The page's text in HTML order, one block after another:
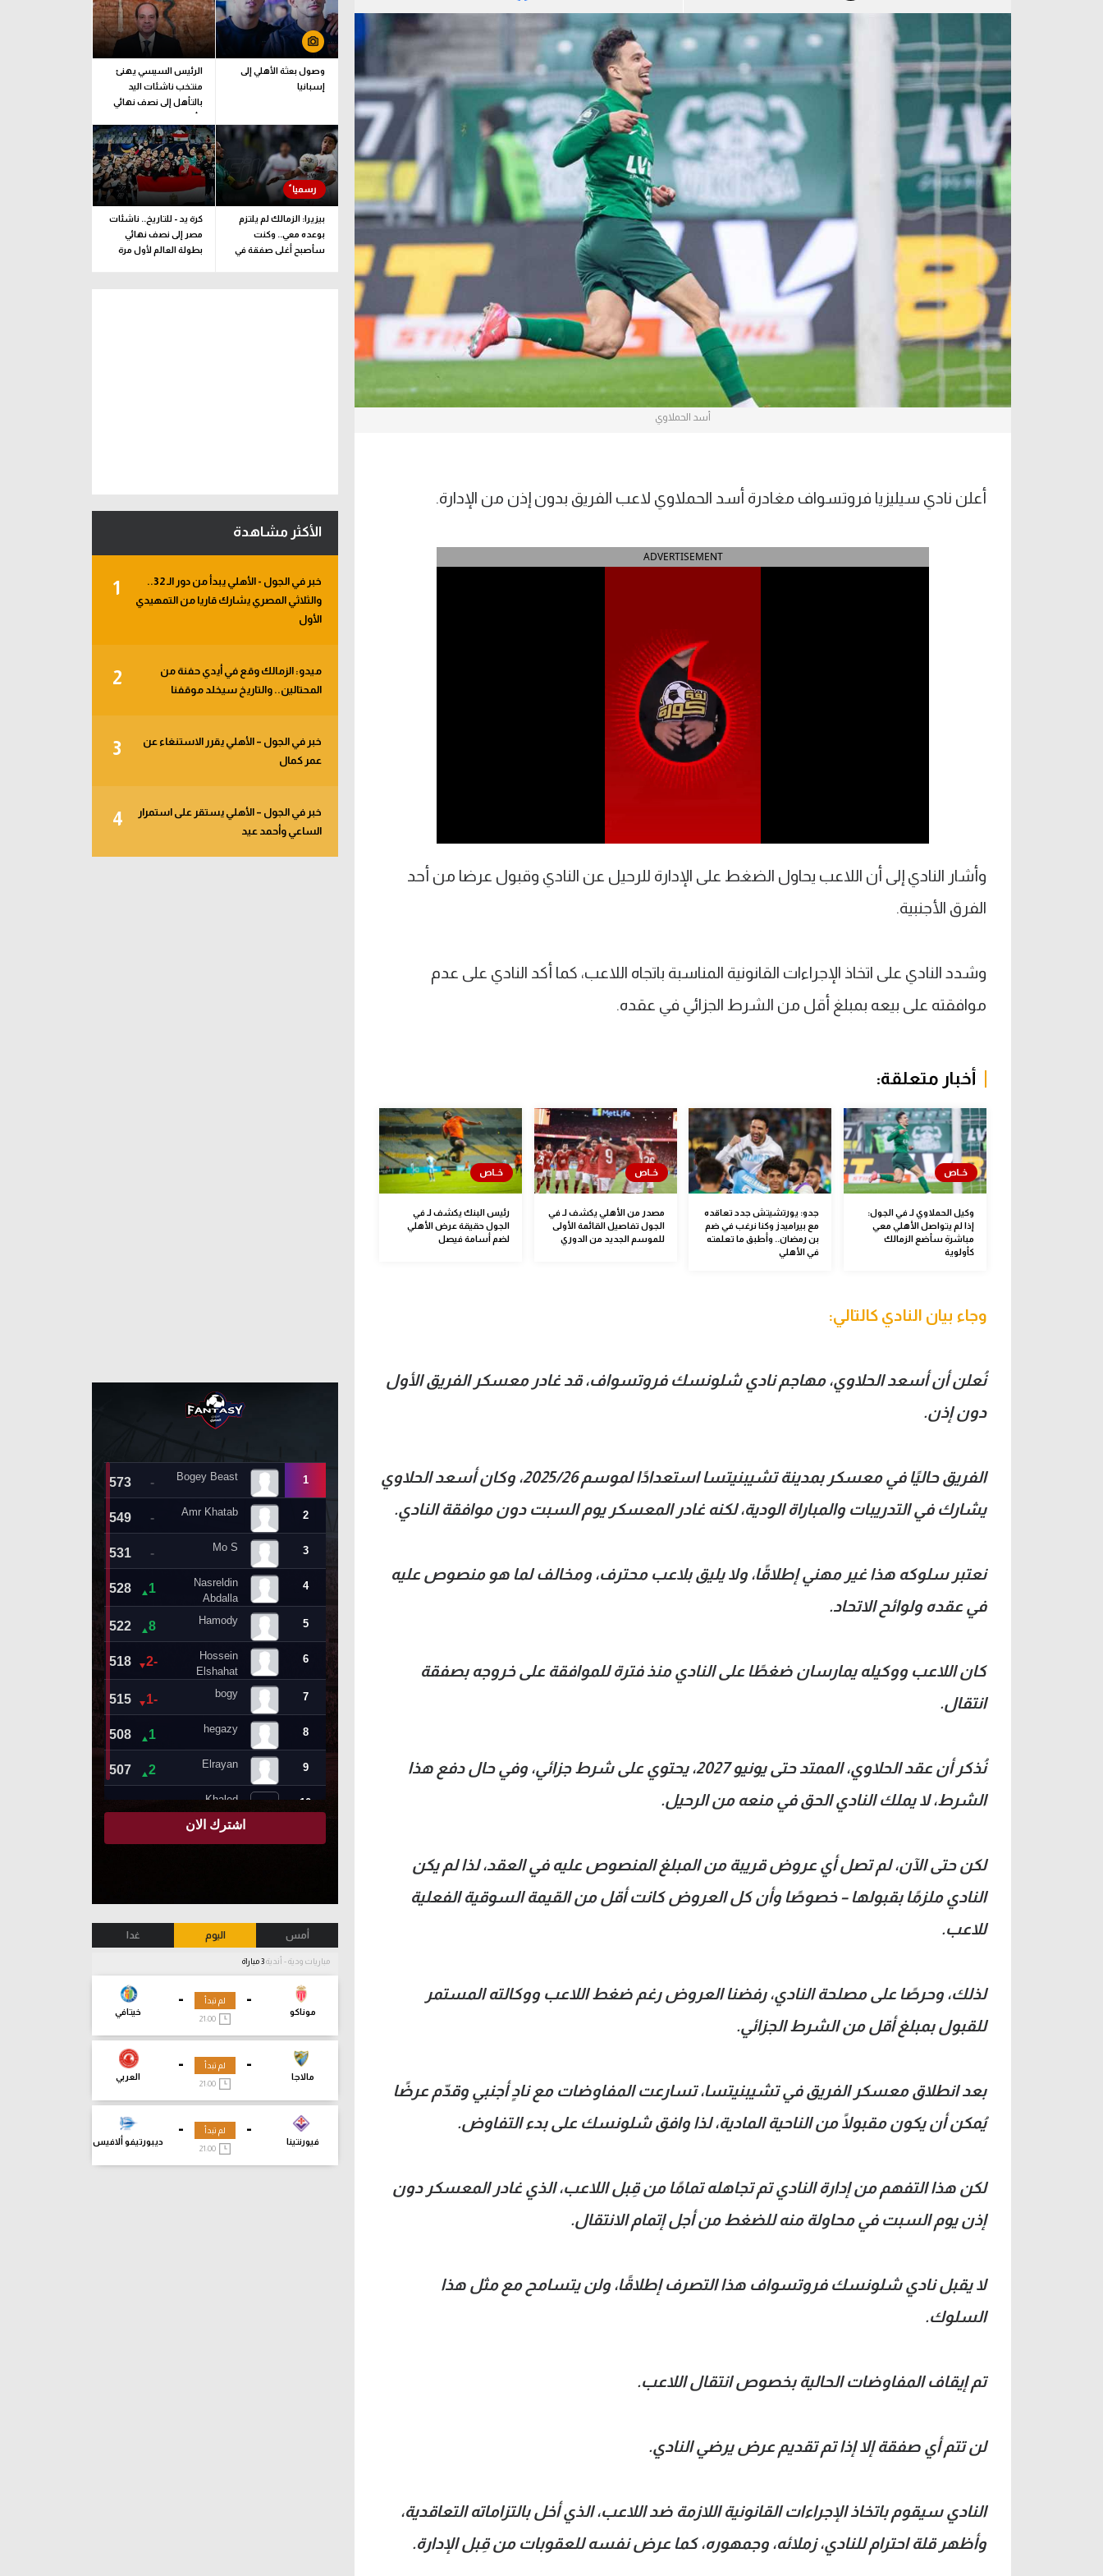
ركن الألعاب
الدوري السعودي للمحترفين
دوري أبطال أوروبا
دوري أبطال إفريقيا
كل البطولات
دوري أبطال أوروبا
القسم الثاني
رياضات أخرى
آسيا
ركن الألعاب
أسد الحملاوي
أعلن نادي سيليزيا فروتسواف مغادرة أسد الحملاوي لاعب الفريق بدون إذن من الإدارة.
ADVERTISEMENT
وأشار النادي إلى أن اللاعب يحاول الضغط على الإدارة للرحيل عن النادي وقبول عرضا من أحد
الفرق الأجنبية.
وشدد النادي على اتخاذ الإجراءات القانونية المناسبة باتجاه اللاعب، كما أكد النادي على عدم
موافقته على بيعه بمبلغ أقل من الشرط الجزائي في عقده.
أخبار متعلقة:
وكيل الحملاوي لـ في الجول:
إذا لم يتواصل الأهلي معي
مباشرة سأضع الزمالك
كأولوية
جدو: يورتشيتش جدد تعاقده
مع بيراميدز وكنا نرغب في ضم
بن رمضان.. وأطبق ما تعلمته
في الأهلي
مصدر من الأهلي يكشف لـ في
الجول تفاصيل القائمة الأولى
للموسم الجديد من الدوري
رئيس البنك يكشف لـ في
الجول حقيقة عرض الأهلي
لضم أسامة فيصل
وجاء بيان النادي كالتالي:
نُعلن أن أسعد الحلاوي، مهاجم نادي شلونسك فروتسواف، قد غادر معسكر الفريق الأول
دون إذن.
الفريق حاليًا في معسكر بمدينة تشيبنيتسا استعدادًا لموسم 2025/26، وكان أسعد الحلاوي
يشارك في التدريبات والمباراة الودية، لكنه غادر المعسكر يوم السبت دون موافقة النادي.
نعتبر سلوكه هذا غير مهني إطلاقًا، ولا يليق بلاعب محترف، ومخالف لما هو منصوص عليه
في عقده ولوائح الاتحاد.
كان اللاعب ووكيله يمارسان ضغطًا على النادي منذ فترة للموافقة على خروجه بصفقة
انتقال.
نُذكر أن عقد الحلاوي، الممتد حتى يونيو 2027، يحتوي على شرط جزائي، وفي حال دفع هذا
الشرط، لا يملك النادي الحق في منعه من الرحيل.
لكن حتى الآن، لم تصل أي عروض قريبة من المبلغ المنصوص عليه في العقد، لذا لم يكن
النادي ملزمًا بقبولها – خصوصًا وأن كل العروض كانت أقل من القيمة السوقية الفعلية
للاعب.
لذلك، وحرصًا على مصلحة النادي، رفضنا العروض رغم ضغط اللاعب ووكالته المستمر
للقبول بمبلغ أقل من الشرط الجزائي.
بعد انطلاق معسكر الفريق في تشيبنيتسا، تسارعت المفاوضات مع نادٍ أجنبي وقدّم عرضًا
يُمكن أن يكون مقبولًا من الناحية المادية، لذا وافق شلونسك على بدء التفاوض.
لكن هذا التفهم من إدارة النادي تم تجاهله تمامًا من قِبل اللاعب، الذي غادر المعسكر دون
إذن يوم السبت في محاولة منه للضغط من أجل إتمام الانتقال.
لا يقبل نادي شلونسك فروتسواف هذا التصرف إطلاقًا، ولن يتسامح مع مثل هذا
السلوك.
تم إيقاف المفاوضات الحالية بخصوص انتقال اللاعب.
لن تتم أي صفقة إلا إذا تم تقديم عرض يرضي النادي.
النادي سيقوم باتخاذ الإجراءات القانونية اللازمة ضد اللاعب، الذي أخل بالتزاماته التعاقدية،
وأظهر قلة احترام للنادي، زملائه، وجمهوره، كما عرض نفسه للعقوبات من قِبل الإدارة.
وصول بعثة الأهلي إلى
إسبانيا
الرئيس السيسي يهنئ
منتخب ناشئات اليد
بالتأهل إلى نصف نهائي
كأس العالم
بيزيرا: الزمالك لم يلتزم
بوعده معي.. وكنت
سأصبح أغلى صفقة في
كرة يد - للتاريخ.. ناشئات
مصر إلى نصف نهائي
بطولة العالم لأول مرة
الأكثر مشاهدة
1
خبر في الجول - الأهلي يبدأ من دور الـ 32..
والثلاثي المصري يشارك قاريا من التمهيدي
الأول
2
ميدو: الزمالك وقع في أيدي حفنة من
المحتالين.. والتاريخ سيخلد موقفنا
3
خبر في الجول – الأهلي يقرر الاستنغاء عن
عمر كمال
4
خبر في الجول – الأهلي يستقر على استمرار
الساعي وأحمد عيد
أمس اليوم غدا
مباريات ودية - أندية
-
موناكو
-
خيتافي
لم تبدأ
-
مالاجا
-
العربي
لم تبدأ
-
فيورنتينا
-
ديبورتيفو ألافيس
لم تبدأ